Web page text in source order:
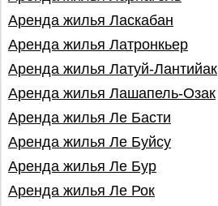
Аренда жилья Ласкабан
Аренда жилья Латронкьер
Аренда жилья Латуй-Лантийак
Аренда жилья Лашапель-Озак
Аренда жилья Ле Басти
Аренда жилья Ле Буйсу
Аренда жилья Ле Бур
Аренда жилья Ле Рок